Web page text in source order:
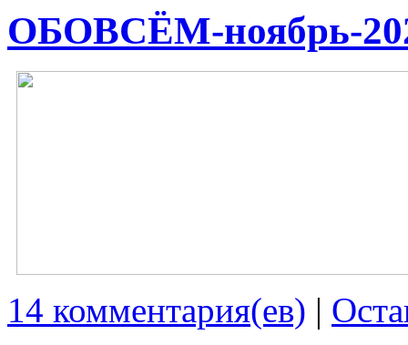
ОБОВСЁМ-ноябрь-
14 комментария(ев) |